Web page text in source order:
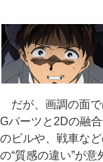
だが、画調の面で
Gパーツと2Dの融
のビルや、戦車な
の“質感の違い”が